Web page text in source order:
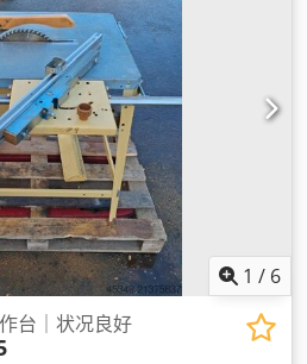
1 / 6
台｜状况良好